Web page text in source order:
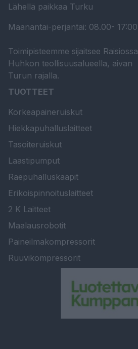
Lähellä paikkaa Turku
Maanantai-perjantai: 08.00- 17:00
Toimipisteemme sijaitsee Raisiossa
Huhkon teollisuusalueella, aivan
Turun rajalla.
TUOTTEET
Korkeapaineruiskut
Hiekkapuhalluslaitteet
Tasoiteruiskut
Laastipumput
Raepuhalluskaapit
Erikoispinnoituslaitteet
2 K Laitteet
Maalausrobotit
Paineilmakompressorit
Ruuvikompressorit